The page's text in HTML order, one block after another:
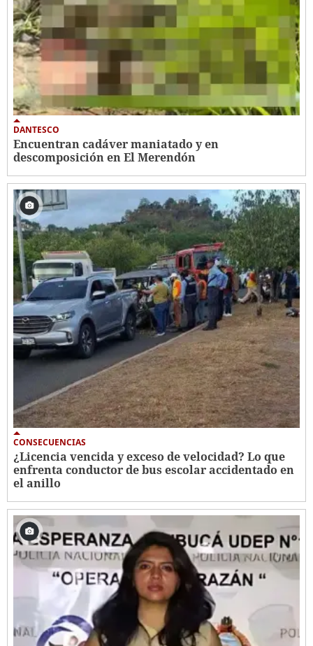
DANTESCO
Encuentran cadáver maniatado y en
descomposición en El Merendón
CONSECUENCIAS
¿Licencia vencida y exceso de velocidad? Lo que
enfrenta conductor de bus escolar accidentado en
el anillo